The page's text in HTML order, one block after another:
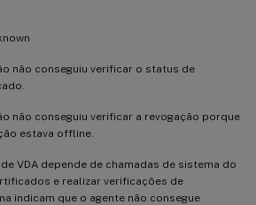
não conseguiu verificar o status de
não conseguiu verificar a revogação porque
estava offline.
VDA depende de chamadas de sistema do
e realizar verificações de
indicam que o agente não consegue